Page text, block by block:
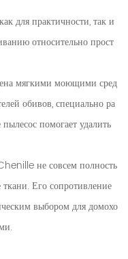
для практичности, так и
относительно прост
мягкими моющими сред
обивов, специально ра
помогает удалить
не совсем полность
Его сопротивление
выбором для домохо